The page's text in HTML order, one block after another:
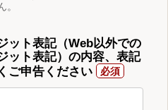
。
ット表記（Web以外での
ット表記）の内容、表記
ご申告ください